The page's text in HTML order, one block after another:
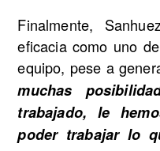
Finalmente,
eficacia como uno
equipo, pese a
muchas
trabajado, le
poder trabajar lo